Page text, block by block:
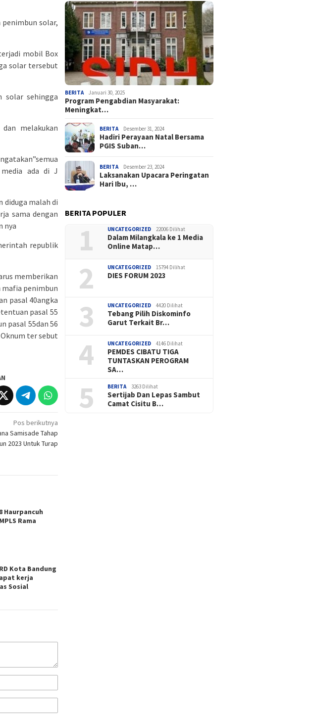
solar,
mobil Box
solar tersebut
solar sehingga
melakukan
ada di J
diduga malah di
sama dengan
nya
republik
memberikan
mafia penimbun
pasal 40angka
pasal 55
pasal 55dan 56
Oknum ter sebut
Pos berikutnya
Samisade Tahap
2023 Untuk Turap
Haurpancuh
Rama
Kota Bandung
kerja
Sosial
BERITA Januari 30, 2025
Program Pengabdian Masyarakat:
Meningkat…
BERITA Desember 31, 2024
Hadiri Perayaan Natal Bersama
PGIS Suban…
BERITA Desember 23, 2024
Laksanakan Upacara Peringatan
Hari Ibu, …
BERITA POPULER
1 UNCATEGORIZED 22006 Dilihat
Dalam Milangkala ke 1 Media
Online Matap…
2 UNCATEGORIZED 15794 Dilihat
DIES FORUM 2023
3 UNCATEGORIZED 4420 Dilihat
Tebang Pilih Diskominfo
Garut Terkait Br…
4 UNCATEGORIZED 4146 Dilihat
PEMDES CIBATU TIGA
TUNTASKAN PEROGRAM
SA…
5 BERITA 3263 Dilihat
Sertijab Dan Lepas Sambut
Camat Cisitu B…